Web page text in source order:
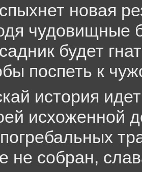
новая
чудовищные
будет
поспеть к
история идет
исхоженной
не собран,